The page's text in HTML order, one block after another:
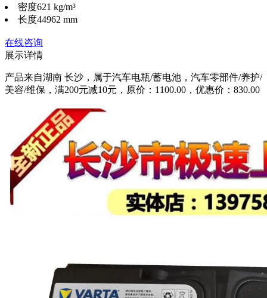
密度621 kg/m³
长度44962 mm
在线咨询
展示详情
产品来自湖南 长沙，属于汽车电瓶/蓄电池，汽车零部件/养护/
美容/维保，满200元减10元，原价：1100.00，优惠价：830.00